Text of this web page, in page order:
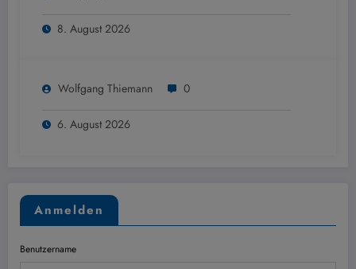
8. August 2026
Wolfgang Thiemann 0
6. August 2026
Anmelden
Benutzername